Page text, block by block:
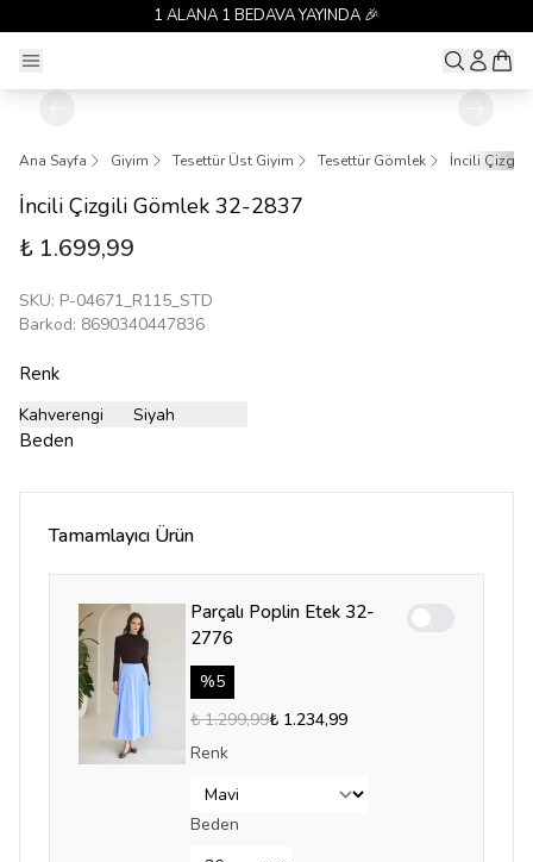
1 ALANA 1 BEDAVA YAYINDA 🎉
Ana Sayfa Giyim Tesettür Üst Giyim Tesettür Gömlek İncili Çizgili
İncili Çizgili Gömlek 32-2837
₺ 1.699,99
SKU: P-04671_R115_STD
Barkod: 8690340447836
Renk
Kahverengi Siyah
Beden
Tamamlayıcı Ürün
Parçalı Poplin Etek 32-
2776
%5
₺ 1.299,99₺ 1.234,99
Renk
Beden
Enable